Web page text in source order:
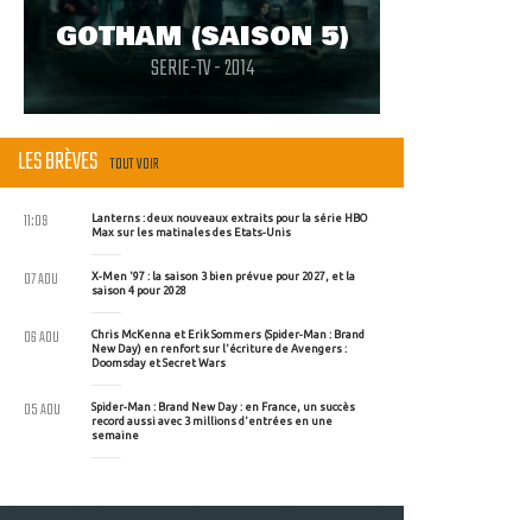
GOTHAM (SAISON 5)
SERIE-TV - 2014
LES BRÈVES TOUT VOIR
Lanterns : deux nouveaux extraits pour la série HBO
Max sur les matinales des Etats-Unis
11:09
X-Men '97 : la saison 3 bien prévue pour 2027, et la
saison 4 pour 2028
07 AOU
Chris McKenna et Erik Sommers (Spider-Man : Brand
New Day) en renfort sur l'écriture de Avengers :
Doomsday et Secret Wars
06 AOU
Spider-Man : Brand New Day : en France, un succès
record aussi avec 3 millions d'entrées en une
semaine
05 AOU